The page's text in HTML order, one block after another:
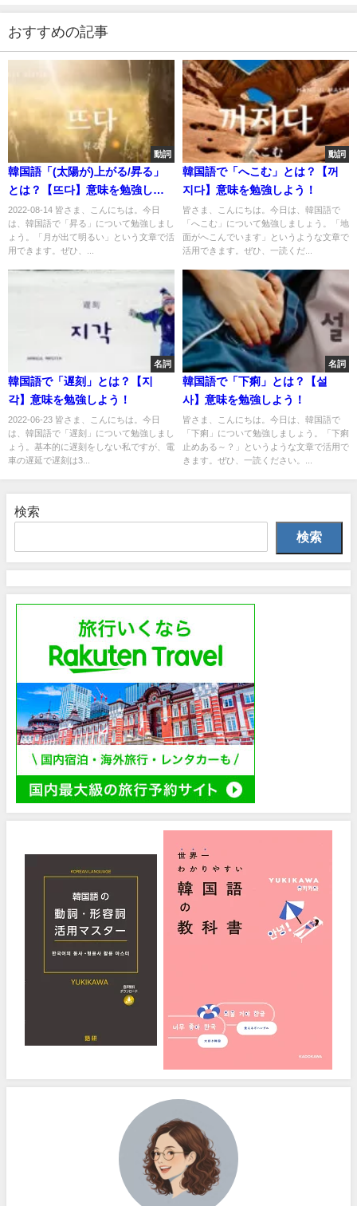
おすすめの記事
動詞
韓国語「(太陽が)上がる/昇る」
とは？【뜨다】意味を勉強しよ
う！
2022-08-14 皆さま、こんにちは。今日
は、韓国語で「昇る」について勉強しまし
ょう。「月が出て明るい」という文章で活
用できます。ぜひ、...
動詞
韓国語で「へこむ」とは？【꺼
지다】意味を勉強しよう！
皆さま、こんにちは。今日は、韓国語で
「へこむ」について勉強しましょう。「地
面がへこんでいます」というような文章で
活用できます。ぜひ、一読くだ...
名詞
韓国語で「遅刻」とは？【지
각】意味を勉強しよう！
2022-06-23 皆さま、こんにちは。今日
は、韓国語で「遅刻」について勉強しまし
ょう。基本的に遅刻をしない私ですが、電
車の遅延で遅刻は3...
名詞
韓国語で「下痢」とは？【설
사】意味を勉強しよう！
皆さま、こんにちは。今日は、韓国語で
「下痢」について勉強しましょう。「下痢
止めある～？」というような文章で活用で
きます。ぜひ、一読ください。...
検索
検索